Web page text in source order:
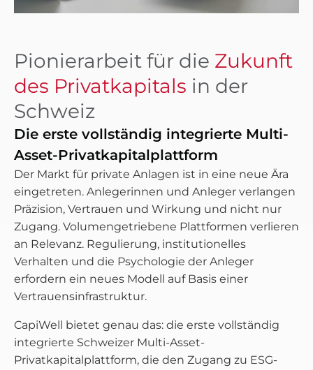
Pionierarbeit für die Zukunft
des Privatkapitals in der
Schweiz
Die erste vollständig integrierte Multi-
Asset-Privatkapitalplattform
Der Markt für private Anlagen ist in eine neue Ära
eingetreten. Anlegerinnen und Anleger verlangen
Präzision, Vertrauen und Wirkung und nicht nur
Zugang. Volumengetriebene Plattformen verlieren
an Relevanz. Regulierung, institutionelles
Verhalten und die Psychologie der Anleger
erfordern ein neues Modell auf Basis einer
Vertrauensinfrastruktur.
CapiWell bietet genau das: die erste vollständig
integrierte Schweizer Multi-Asset-
Privatkapitalplattform, die den Zugang zu ESG-